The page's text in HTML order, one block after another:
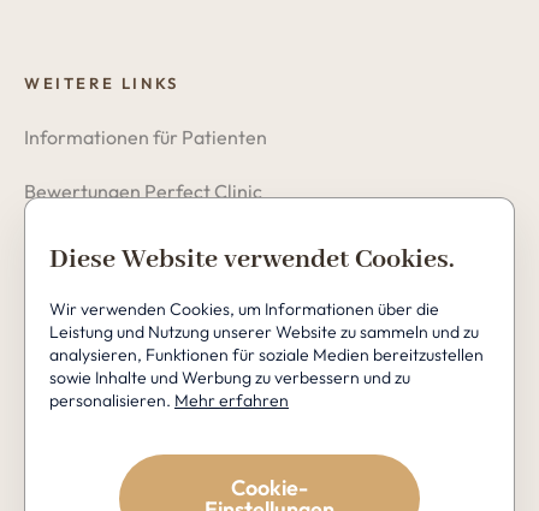
WEITERE LINKS
Informationen für Patienten
Bewertungen Perfect Clinic
Datenschutzerklärung
Cookies
Diese Website verwendet Cookies.
Wir verwenden Cookies, um Informationen über die
Leistung und Nutzung unserer Website zu sammeln und zu
analysieren, Funktionen für soziale Medien bereitzustellen
sowie Inhalte und Werbung zu verbessern und zu
personalisieren. Mehr erfahren
Cookie-